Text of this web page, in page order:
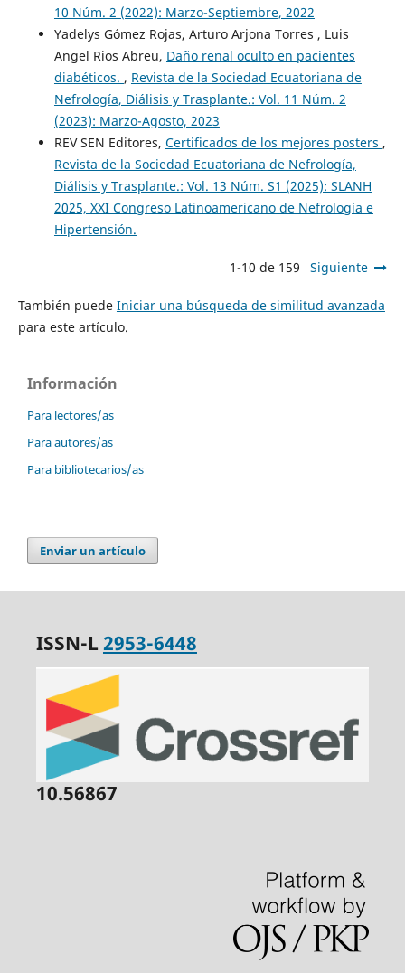
10 Núm. 2 (2022): Marzo-Septiembre, 2022
Yadelys Gómez Rojas, Arturo Arjona Torres , Luis
Angel Rios Abreu, Daño renal oculto en pacientes
diabéticos. , Revista de la Sociedad Ecuatoriana de
Nefrología, Diálisis y Trasplante.: Vol. 11 Núm. 2
(2023): Marzo-Agosto, 2023
REV SEN Editores, Certificados de los mejores posters ,
Revista de la Sociedad Ecuatoriana de Nefrología,
Diálisis y Trasplante.: Vol. 13 Núm. S1 (2025): SLANH
2025, XXI Congreso Latinoamericano de Nefrología e
Hipertensión.
1-10 de 159 Siguiente
También puede Iniciar una búsqueda de similitud avanzada
para este artículo.
Información
Para lectores/as
Para autores/as
Para bibliotecarios/as
Enviar un artículo
ISSN-L2953-6448
10.56867